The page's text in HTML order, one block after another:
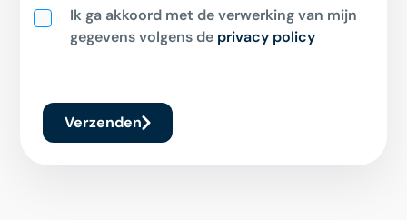
Ik ga akkoord met de verwerking van mijn
gegevens volgens de privacy policy
Verzenden